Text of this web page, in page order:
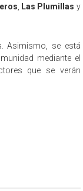
Las Plumillas y
Asimismo, se está
mediante el
que se verán